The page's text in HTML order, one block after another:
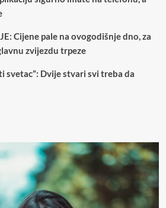
Cijene pale na ovogodišnje dno, za
zvijezdu trpeze
svetac”: Dvije stvari svi treba da